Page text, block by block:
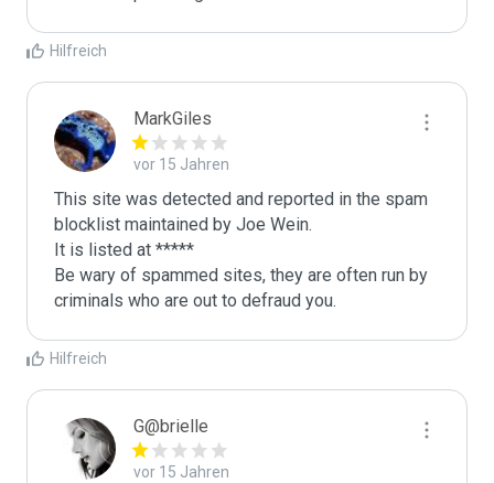
Hilfreich
MarkGiles
vor 15 Jahren
This site was detected and reported in the spam
blocklist maintained by Joe Wein.
It is listed at *****
Be wary of spammed sites, they are often run by
criminals who are out to defraud you.
Hilfreich
G@brielle
vor 15 Jahren